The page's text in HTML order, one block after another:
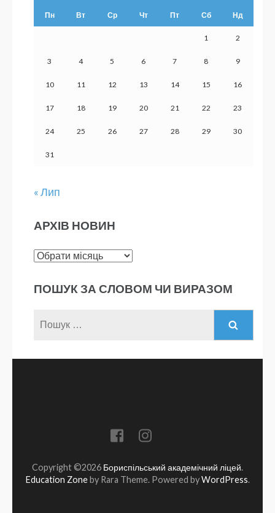
Пн Вт Ср Чт Пт Сб Нд
1 2
3 4 5 6 7 8 9
10 11 12 13 14 15 16
17 18 19 20 21 22 23
24 25 26 27 28 29 30
31
« Лип
АРХІВ НОВИН
Архів
ПОШУК ЗА СЛОВОМ ЧИ ВИРАЗОМ
Copyright ©2026 Бориспільський академічний ліцей.
Education Zoneby Rara Theme. Powered byWordPress.